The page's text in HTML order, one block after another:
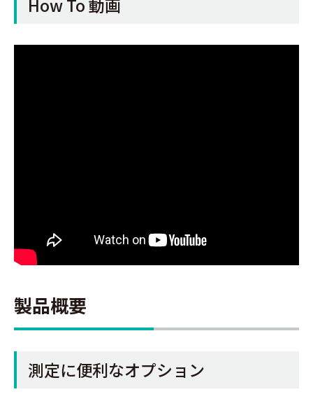
製品概要
測定に便利なオプション